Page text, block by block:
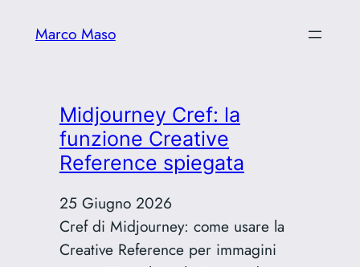
Marco Maso
Midjourney Cref: la
funzione Creative
Reference spiegata
25 Giugno 2026
Cref di Midjourney: come usare la
Creative Reference per immagini